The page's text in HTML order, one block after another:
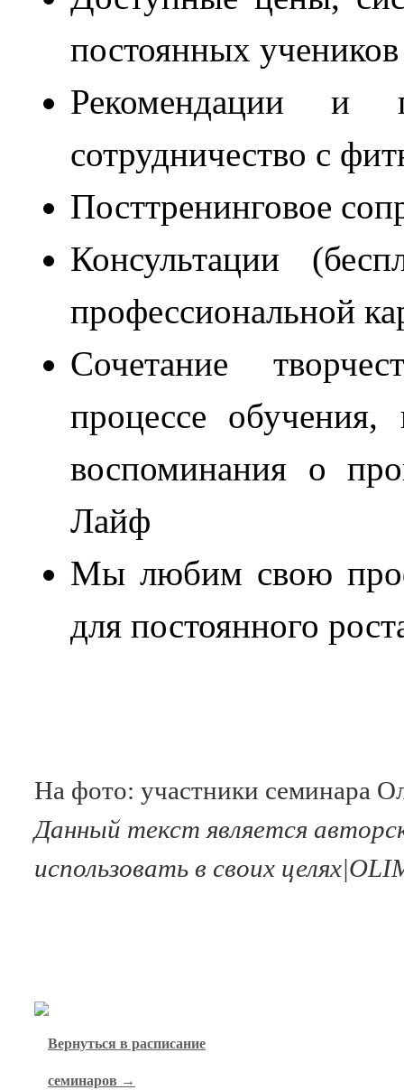
постоянных
Рекомендации и
сотрудничество с
Посттренинговое
Консультации
профессиональной
Сочетание
процессе
воспоминания о
Лайф
Мы любим свою
для постоянного
На фото: участники семинара
Данный текст является
использовать в своих
Вернуться в расписание
семинаров →